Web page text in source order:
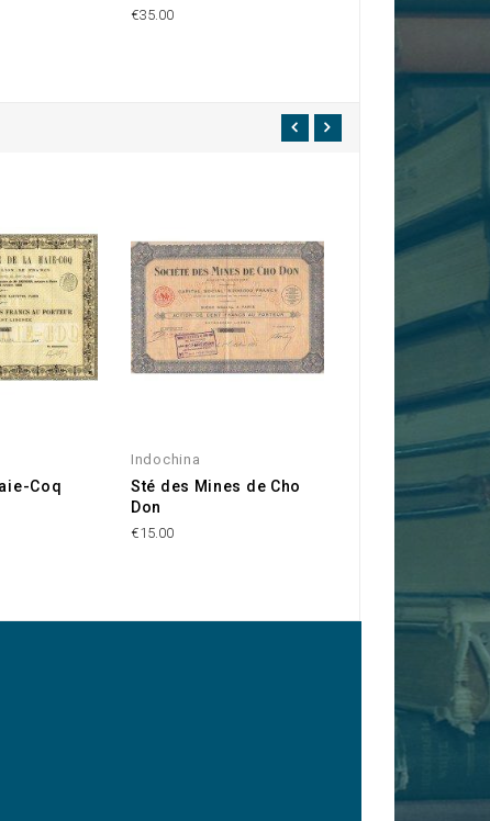
€35.00
l'Indochine
Coq
Indochina
Sté des Mines de Cho
Don
€15.00
Indochina
Sté
Graphites